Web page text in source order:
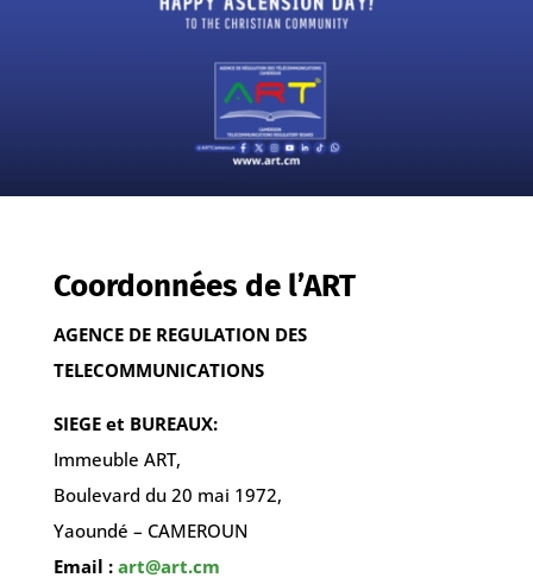
Coordonnées de l’ART
AGENCE DE REGULATION DES
TELECOMMUNICATIONS
SIEGE et BUREAUX:
Immeuble ART,
Boulevard du 20 mai 1972,
Yaoundé – CAMEROUN
Email : art@art.cm